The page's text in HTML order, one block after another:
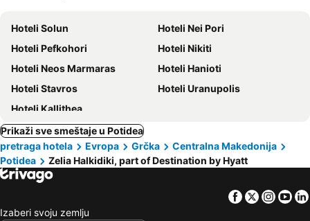
Hoteli Solun
Hoteli Nei Pori
Hoteli Pefkohori
Hoteli Nikiti
Hoteli Neos Marmaras
Hoteli Hanioti
Hoteli Stavros
Hoteli Uranupolis
Hoteli Kallithea
Prikaži sve smeštaje u Potidea
pretraga hotela
Evropa Grčka
Centralna Makedonija
Potidea
Zelia Halkidiki, part of Destination by Hyatt
Facebook
Twitter
Izaberi svoju zemlju